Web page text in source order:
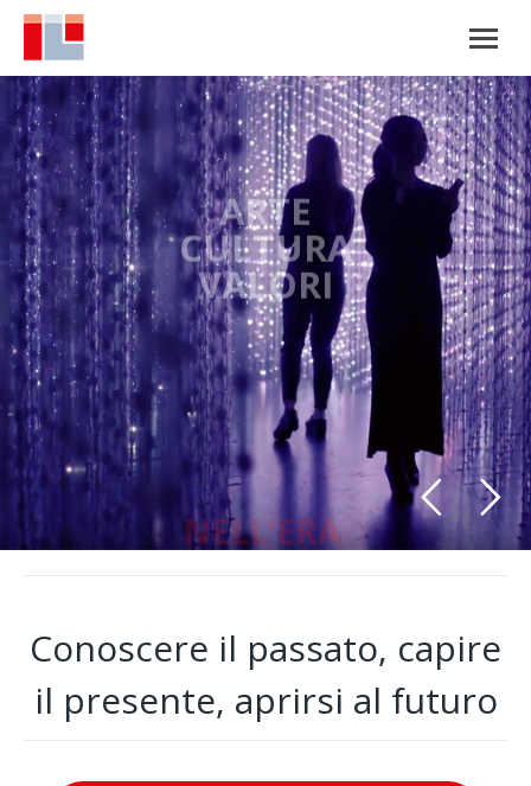
NELL'ERA
DIGITALE
ARTE
CULTURA
VALORI
Conoscere il passato, capire
il presente, aprirsi al futuro